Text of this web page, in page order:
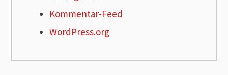
Kommentar-Feed
WordPress.org